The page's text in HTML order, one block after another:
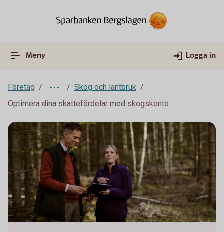
Meny Logga in
Företag
Skog och lantbruk
Optimera dina skattefördelar med skogskonto